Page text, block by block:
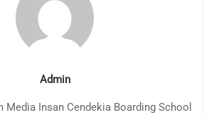
Admin
Media Insan Cendekia Boarding School